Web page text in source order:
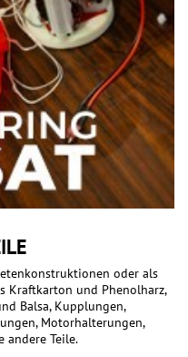
oder als
Kraftkarton und Phenolharz,
Balsa, Kupplungen,
Motorhalterungen,
andere Teile.